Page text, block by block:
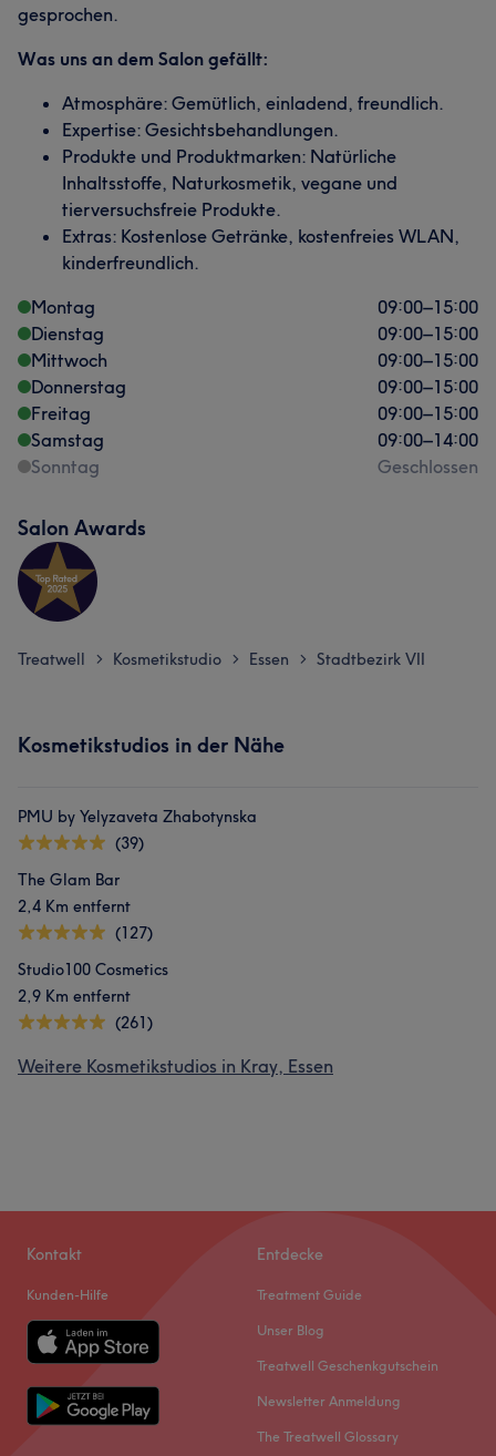
gesprochen.
Was uns an dem Salon gefällt:
Atmosphäre: Gemütlich, einladend, freundlich.
Expertise: Gesichtsbehandlungen.
Produkte und Produktmarken: Natürliche
Inhaltsstoffe, Naturkosmetik, vegane und
tierversuchsfreie Produkte.
Extras: Kostenlose Getränke, kostenfreies WLAN,
kinderfreundlich.
Montag
09:00–15:00
Dienstag
09:00–15:00
Mittwoch
09:00–15:00
Donnerstag
09:00–15:00
Freitag
09:00–15:00
Samstag
09:00–14:00
Sonntag
Geschlossen
Salon Awards
Treatwell > Kosmetikstudio > Essen > Stadtbezirk VII
Kosmetikstudios in der Nähe
PMU by Yelyzaveta Zhabotynska
(39)
The Glam Bar
2,4 Km entfernt
(127)
Studio100 Cosmetics
2,9 Km entfernt
(261)
Weitere Kosmetikstudios in Kray, Essen
Kontakt
Kunden-Hilfe
Entdecke
Treatment Guide
Unser Blog
Treatwell Geschenkgutschein
Newsletter Anmeldung
The Treatwell Glossary